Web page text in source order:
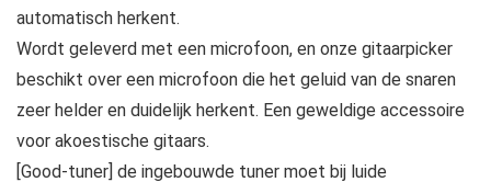
automatisch herkent.
Wordt geleverd met een microfoon, en onze gitaarpicker
beschikt over een microfoon die het geluid van de snaren
zeer helder en duidelijk herkent. Een geweldige accessoire
voor akoestische gitaars.
[Good-tuner] de ingebouwde tuner moet bij luide